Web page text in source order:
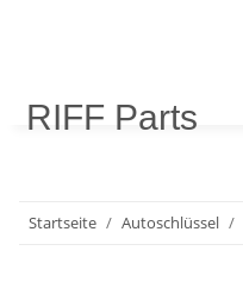
RIFF Parts
Startseite Autoschlüssel